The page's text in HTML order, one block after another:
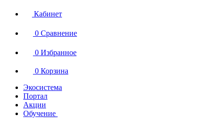
Кабинет
0 Сравнение
0 Избранное
0 Корзина
Экосистема
Портал
Акции
Обучение